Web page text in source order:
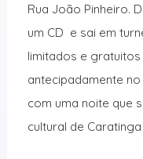
Rua João Pinheiro.
um CD e sai em
limitados e
antecipadamente
com uma noite que
cultural de